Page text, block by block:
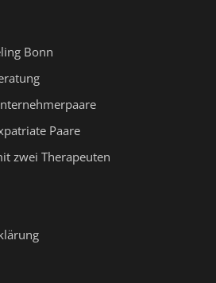
Bonn
Paare
zwei Therapeuten